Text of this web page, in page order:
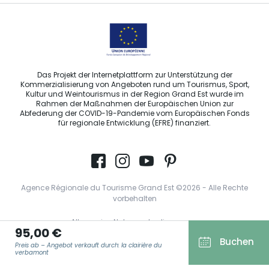
95,00 €
Preis ab – Angebot verkauft durch: la clairière du
verbamont
Buchen
Das Projekt der Internetplattform zur Unterstützung der
Kommerzialisierung von Angeboten rund um Tourismus, Sport,
Kultur und Weintourismus in der Region Grand Est wurde im
Rahmen der Maßnahmen der Europäischen Union zur
Abfederung der COVID-19-Pandemie vom Europäischen Fonds
für regionale Entwicklung (EFRE) finanziert.
Agence Régionale du Tourisme Grand Est ©2026 - Alle Rechte
vorbehalten
Allgemeine Nutzungsbedingungen
Impressum und rechtliche Hinweise